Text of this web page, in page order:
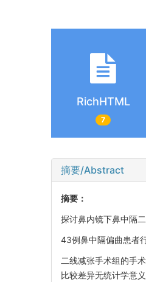
RichHTML
7
摘要/Abstract
摘要：
探讨鼻内镜下鼻中隔
43例鼻中隔偏曲患者
二线减张手术组的手
比较差异无统计学意义